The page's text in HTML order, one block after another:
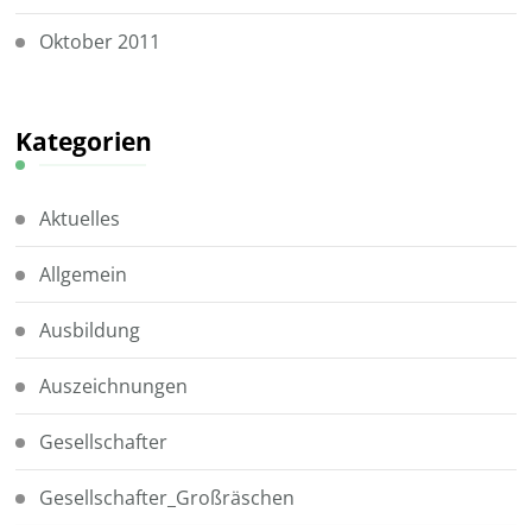
Oktober 2011
Kategorien
Aktuelles
Allgemein
Ausbildung
Auszeichnungen
Gesellschafter
Gesellschafter_Großräschen